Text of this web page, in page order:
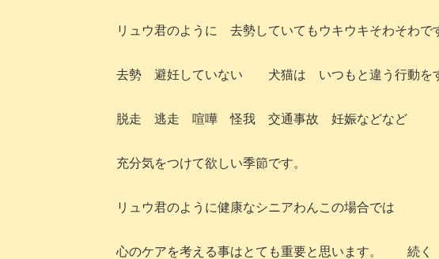
リュウ君のように 去勢していてもウキウキそわそわで
去勢 避妊していない 犬猫は いつもと違う行動をす
脱走 逃走 喧嘩 怪我 交通事故 妊娠などなど
充分気をつけて欲しい季節です。
リュウ君のように健康なシニアわんこの場合では
心のケアを考える事はとても重要と思います。 続く